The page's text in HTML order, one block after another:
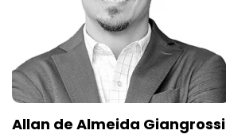
Allan de Almeida Giangrossi